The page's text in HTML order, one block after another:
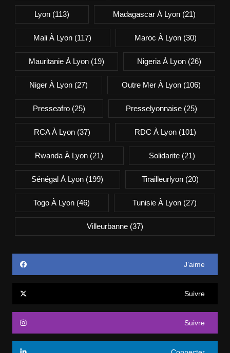
Lyon(113) Madagascar À Lyon (21)
Mali À Lyon (117) Maroc À Lyon(30)
Mauritanie À Lyon(19) Nigeria À Lyon (26)
Niger À Lyon(27) Outre Mer À Lyon (106)
Presseafro(25) Presselyonnaise (25)
RCA À Lyon (37) RDC À Lyon(101)
Rwanda À Lyon (21) Solidarite(21)
Sénégal À Lyon (199) Tirailleurlyon(20)
Togo À Lyon (46) Tunisie À Lyon(27)
Villeurbanne(37)
J’aime
Suivre
Suivre